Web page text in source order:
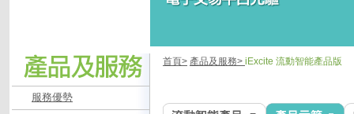
服務優勢
首頁> 產品及服務> iExcite 流動智能產品版